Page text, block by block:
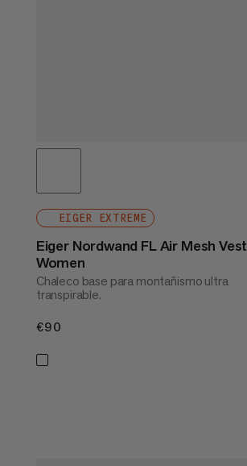
EIGER EXTREME
Eiger Nordwand FL Air Mesh Vest
Women
Chaleco base para montañismo ultra
transpirable.
€90